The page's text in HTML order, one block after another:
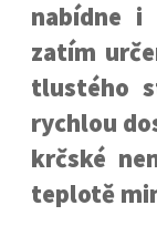
nabídne i
zatím
tlustého
rychlou
krčské
teplotě